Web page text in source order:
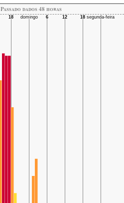
Passado dados 48 horas